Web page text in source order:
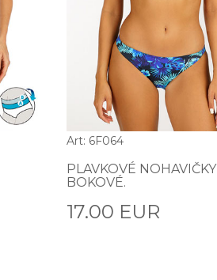
Art: 6F064
PLAVKOVÉ NOHAVIČKY
BOKOVÉ.
17.00 EUR